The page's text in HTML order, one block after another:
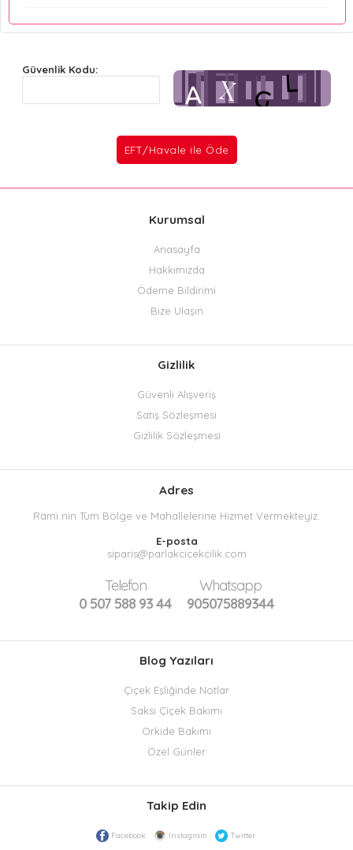
Güvenlik Kodu:
Kurumsal
Anasayfa
Hakkımızda
Ödeme Bildirimi
Bize Ulaşın
Gizlilik
Güvenli Alışveriş
Satış Sözleşmesi
Gizlilik Sözleşmesi
Adres
Rami nin Tüm Bölge ve Mahallelerine Hizmet Vermekteyiz.
E-posta
siparis@parlakcicekcilik.com
Telefon
0 507 588 93 44
Whatsapp
905075889344
Blog Yazıları
Çiçek Eşliğinde Notlar
Saksı Çiçek Bakımı
Orkide Bakımı
Özel Günler
Takip Edin
Facebook Instagram Twitter